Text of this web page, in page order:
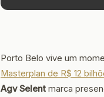
Porto Belo vive um
Masterplan de R$ 12
Agv Selent marca